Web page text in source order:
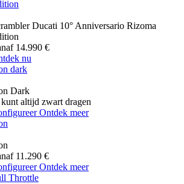
Ducati 10° Anniversario Rizoma
14.990 €
nu
dark
Dark
kunt altijd zwart dragen
Ontdek meer
11.290 €
Ontdek meer
Throttle